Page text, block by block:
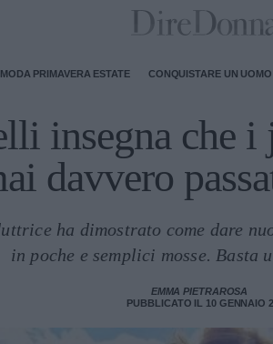
MODA PRIMAVERA ESTATE CONQUISTARE UN UOMO
insegna che
davvero
ha dimostrato come dare
in poche e semplici mosse. Basta
EMMA PIETRAROSA
PUBBLICATO IL 10 GENNAIO